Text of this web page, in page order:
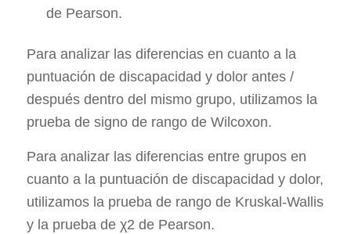
de Pearson.
Para analizar las diferencias en cuanto a la
puntuación de discapacidad y dolor antes /
después dentro del mismo grupo, utilizamos la
prueba de signo de rango de Wilcoxon.
Para analizar las diferencias entre grupos en
cuanto a la puntuación de discapacidad y dolor,
utilizamos la prueba de rango de Kruskal-Wallis
y la prueba de χ2 de Pearson.